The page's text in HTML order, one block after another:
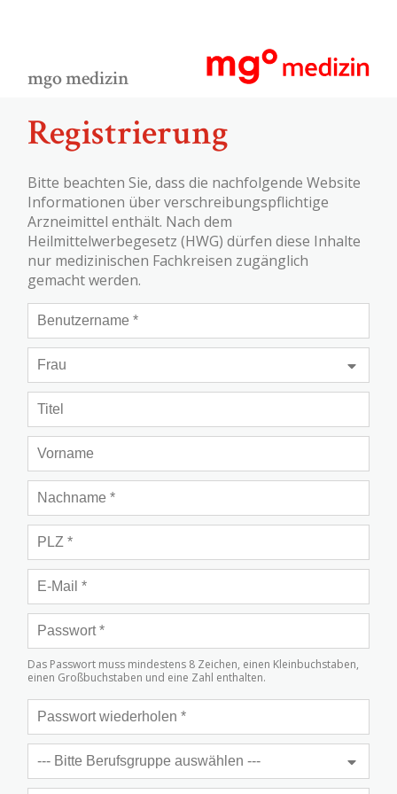
mgo medizin
Registrierung
Bitte beachten Sie, dass die nachfolgende Website
Informationen über verschreibungspflichtige
Arzneimittel enthält. Nach dem
Heilmittelwerbegesetz (HWG) dürfen diese Inhalte
nur medizinischen Fachkreisen zugänglich
gemacht werden.
Das Passwort muss mindestens 8 Zeichen, einen Kleinbuchstaben,
einen Großbuchstaben und eine Zahl enthalten.